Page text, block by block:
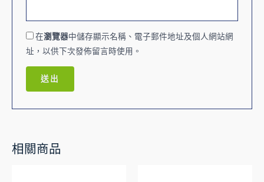
在瀏覽器中儲存顯示名稱、電子郵件地址及個人網站網
址，以供下次發佈留言時使用。
相關商品